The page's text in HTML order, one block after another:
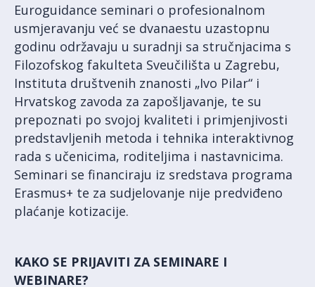
Euroguidance seminari o profesionalnom
usmjeravanju već se dvanaestu uzastopnu
godinu održavaju u suradnji sa stručnjacima s
Filozofskog fakulteta Sveučilišta u Zagrebu,
Instituta društvenih znanosti „Ivo Pilar“ i
Hrvatskog zavoda za zapošljavanje, te su
prepoznati po svojoj kvaliteti i primjenjivosti
predstavljenih metoda i tehnika interaktivnog
rada s učenicima, roditeljima i nastavnicima.
Seminari se financiraju iz sredstava programa
Erasmus+ te za sudjelovanje nije predviđeno
plaćanje kotizacije.
KAKO SE PRIJAVITI ZA SEMINARE I
WEBINARE?